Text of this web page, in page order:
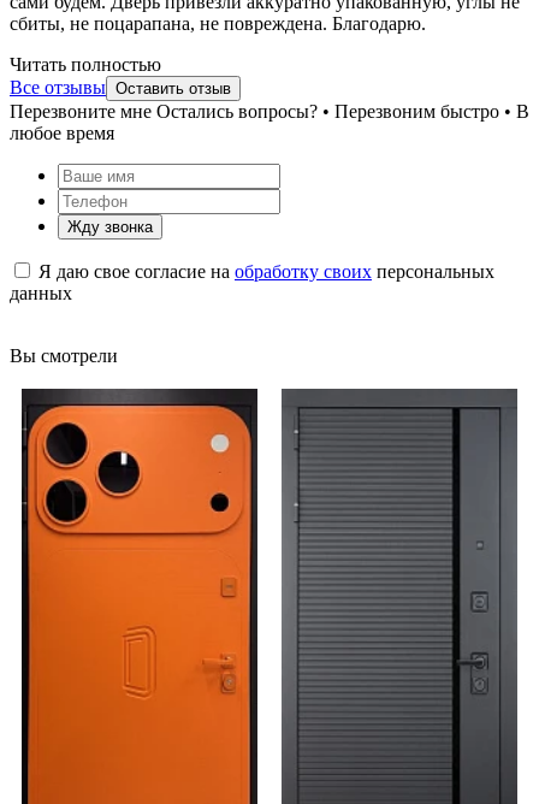
сбиты, не поцарапана, не повреждена. Благодарю.
Читать полностью
Все отзывы Оставить отзыв
Перезвоните мне Остались вопросы? • Перезвоним быстро • В
любое время
Жду звонка
Я даю свое согласие на обработку своих персональных
данных
Вы смотрели